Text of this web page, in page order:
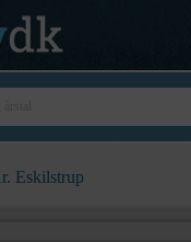
Eskilstrup